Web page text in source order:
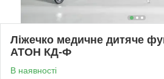
Ліжечко медичне дитяче
АТОН КД-Ф
В наявності